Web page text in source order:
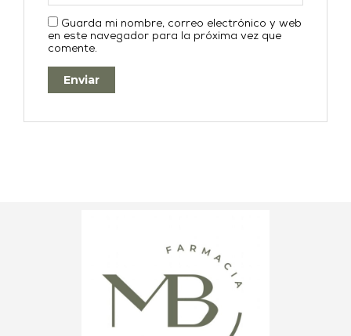
Guarda mi nombre, correo electrónico y web
en este navegador para la próxima vez que
comente.